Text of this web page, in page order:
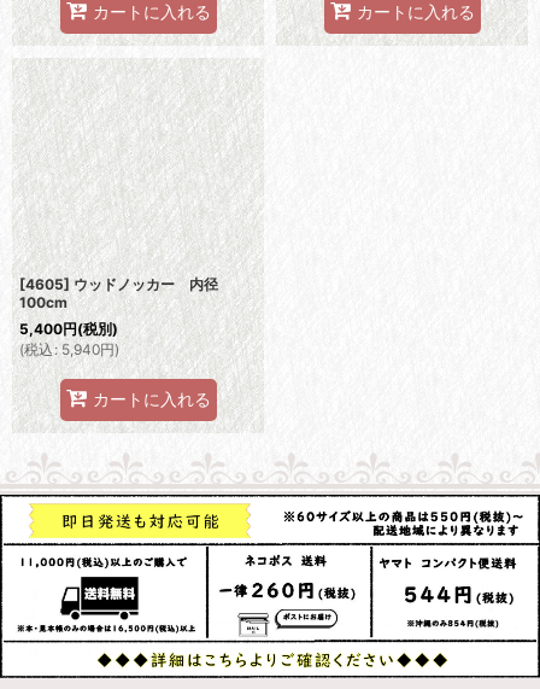
カートに入れる カートに入れる
[4605] ウッドノッカー 内径
100cm
5,400円(税別)
(税込: 5,940円)
カートに入れる